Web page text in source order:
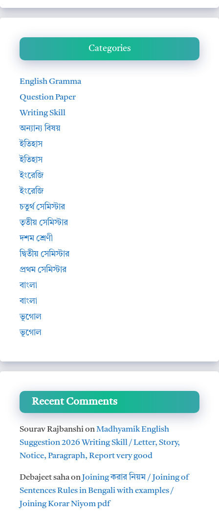
Categories
English Gramma
Question Paper
Writing Skill
অন্যান্য বিষয়
ইতিহাস
ইতিহাস
ইংরেজি
ইংরেজি
চতুর্থ সেমিস্টার
তৃতীয় সেমিস্টার
দশম শ্রেণী
দ্বিতীয় সেমিস্টার
প্রথম সেমিস্টার
বাংলা
বাংলা
ভূগোল
ভূগোল
Recent Comments
Sourav RajbanshionMadhyamik English
Suggestion 2026 Writing Skill / Letter, Story,
Notice, Paragraph, Report very good
Debajeet sahaonJoining করার নিয়ম / Joining of
Sentences Rules in Bengali with examples /
Joining Korar Niyom pdf